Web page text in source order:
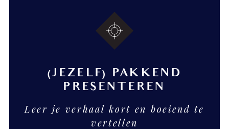
(JEZELF) PAKKEND
PRESENTEREN
Leer je verhaal kort en boeiend te
vertellen